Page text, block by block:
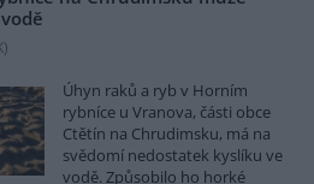
)
Úhyn raků a ryb v Horním
rybníce u Vranova, části obce
Ctětín na Chrudimsku, má na
svědomí nedostatek kyslíku ve
vodě. Způsobilo ho horké